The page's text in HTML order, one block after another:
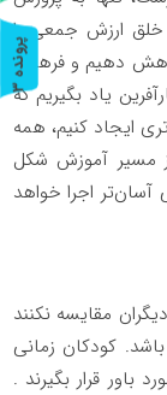
خلق ارزش جمعی را
کاهش دهیم و فرهنگ
یاد بگیریم که
ایجاد کنیم، همه
مسیر آموزش شکل
آسان‌تر اجرا خواهد
مقایسه نکنند
کودکان زمانی
قرار بگیرند .
پ
ر
و
ن
د
ه
3